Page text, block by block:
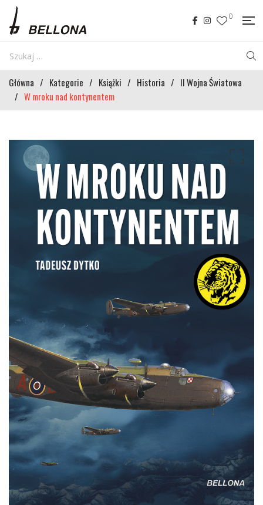
0
Główna / Kategorie / Książki / Historia / II Wojna Światowa
/ W mroku nad kontynentem